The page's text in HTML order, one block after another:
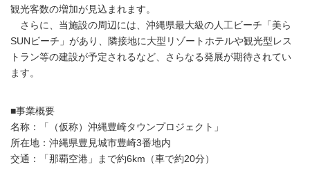
観光客数の増加が見込まれます。
さらに、当施設の周辺には、沖縄県最大級の人工ビーチ「美ら
SUNビーチ」があり、隣接地に大型リゾートホテルや観光型レス
トラン等の建設が予定されるなど、さらなる発展が期待されてい
ます。
■事業概要
名称：「（仮称）沖縄豊崎タウンプロジェクト」
所在地：沖縄県豊見城市豊崎3番地内
交通：「那覇空港」まで約6km（車で約20分）